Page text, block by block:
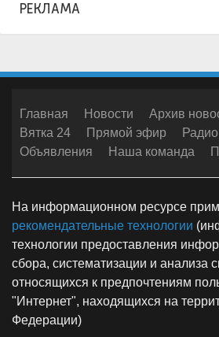
РЕКЛАМА
Главная Новости Архив
Вятка 24
Прямой эфир Радио
Объявления
Наша команда
На информационном ресурсе
рекомендательные технологии
технологии предоставления
сбора, систематизации и анализа
относящихся к предпочтениям
"Интернет", находящихся на
Федерации)